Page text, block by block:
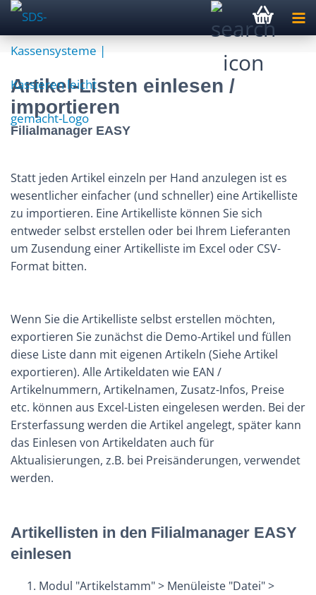
Artikel-Listen einlesen /
importieren
Filialmanager EASY
Statt jeden Artikel einzeln per Hand anzulegen ist es
wesentlicher einfacher (und schneller) eine Artikelliste
zu importieren. Eine Artikelliste können Sie sich
entweder selbst erstellen oder bei Ihrem Lieferanten
um Zusendung einer Artikelliste im Excel oder CSV-
Format bitten.
Wenn Sie die Artikelliste selbst erstellen möchten,
exportieren Sie zunächst die Demo-Artikel und füllen
diese Liste dann mit eigenen Artikeln (Siehe Artikel
exportieren). Alle Artikeldaten wie EAN /
Artikelnummern, Artikelnamen, Zusatz-Infos, Preise
etc. können aus Excel-Listen eingelesen werden. Bei der
Ersterfassung werden die Artikel angelegt, später kann
das Einlesen von Artikeldaten auch für
Aktualisierungen, z.B. bei Preisänderungen, verwendet
werden.
Artikellisten in den Filialmanager EASY
einlesen
Modul "Artikelstamm" > Menüleiste "Datei" >